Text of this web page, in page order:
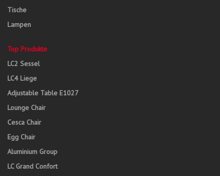
Tische
Lampen
Top Produkte
LC2 Sessel
LC4 Liege
Adjustable Table E1027
Lounge Chair
Cesca Chair
Egg Chair
Aluminium Group
LC Grand Confort